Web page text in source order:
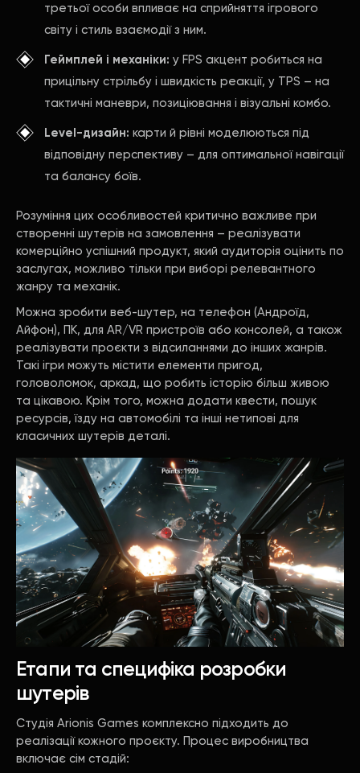
третьої особи впливає на сприйняття ігрового
світу і стиль взаємодії з ним.
Геймплей і механіки: у FPS акцент робиться на
прицільну стрільбу і швидкість реакції, у TPS – на
тактичні маневри, позиціювання і візуальні комбо.
Level-дизайн: карти й рівні моделюються під
відповідну перспективу – для оптимальної навігації
та балансу боїв.
Розуміння цих особливостей критично важливе при
створенні шутерів на замовлення – реалізувати
комерційно успішний продукт, який аудиторія оцінить по
заслугах, можливо тільки при виборі релевантного
жанру та механік.
Можна зробити веб-шутер, на телефон (Андроїд,
Айфон), ПК, для AR/VR пристроїв або консолей, а також
реалізувати проєкти з відсиланнями до інших жанрів.
Такі ігри можуть містити елементи пригод,
головоломок, аркад, що робить історію більш живою
та цікавою. Крім того, можна додати квести, пошук
ресурсів, їзду на автомобілі та інші нетипові для
класичних шутерів деталі.
Етапи та специфіка розробки
шутерів
Студія Arionis Games комплексно підходить до
реалізації кожного проєкту. Процес виробництва
включає сім стадій: